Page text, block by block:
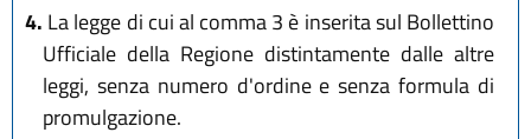
4. La legge di cui al comma 3 è inserita sul Bollettino
Ufficiale della Regione distintamente dalle altre
leggi, senza numero d'ordine e senza formula di
promulgazione.